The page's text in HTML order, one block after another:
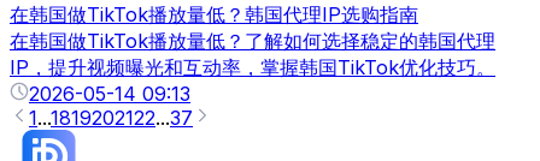
在韩国做TikTok播放量低？韩国代理IP选购指南
在韩国做TikTok播放量低？了解如何选择稳定的韩国代理
IP，提升视频曝光和互动率，掌握韩国TikTok优化技巧。
2026-05-14 09:13
1...1819202122...37